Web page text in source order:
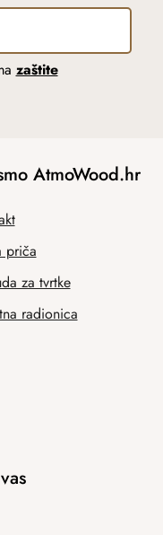
zaštite
AtmoWood.hr
priča
za tvrtke
radionica